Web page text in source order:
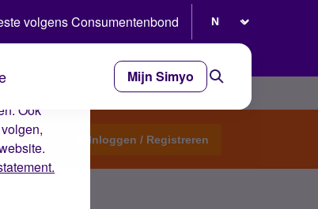
op de
Ook
volgens Consumentenbond
Mijn Simyo
topic Inloggen / Registreren